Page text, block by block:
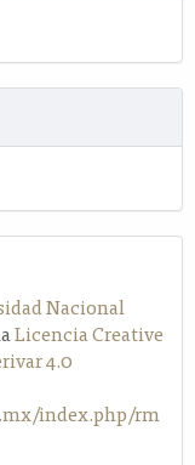
Nacional
Licencia Creative
4.0
index.php/rm